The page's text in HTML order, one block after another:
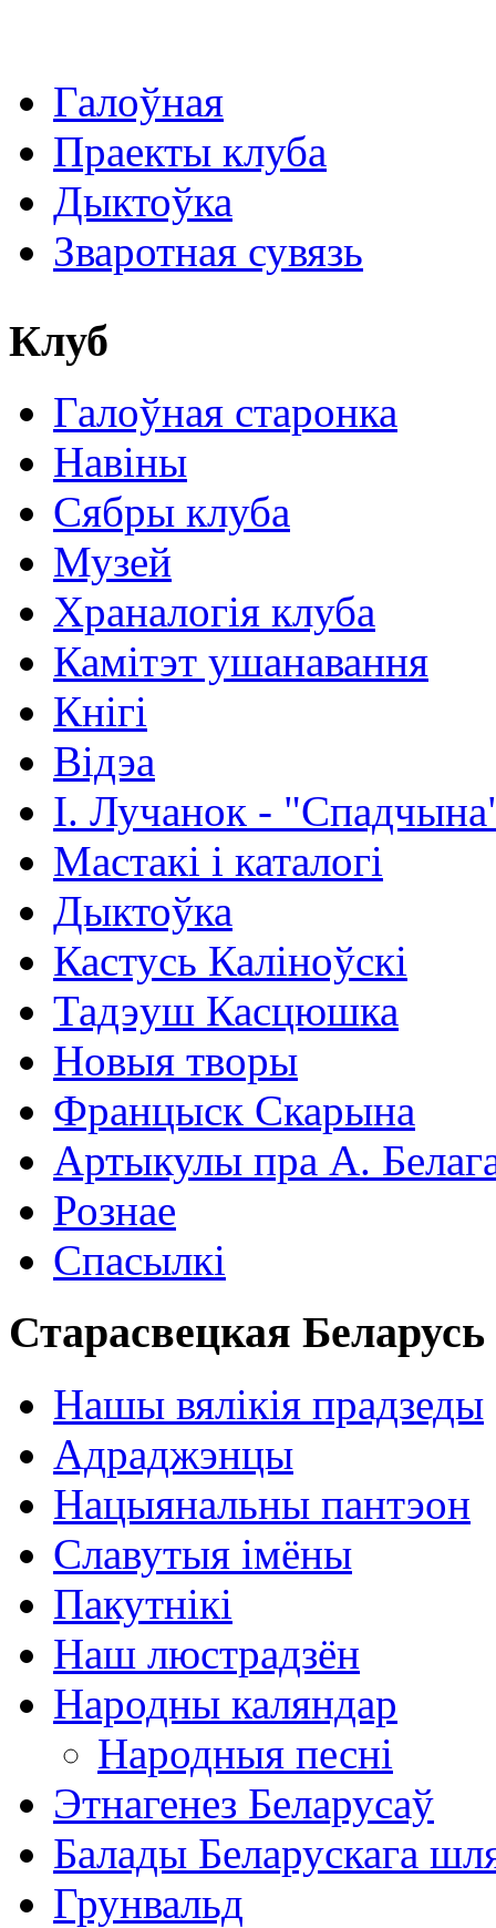
Галоўная
Праекты клуба
Дыктоўка
Зваротная сувязь
Клуб
Галоўная старонка
Навіны
Сябры клуба
Музей
Храналогія клуба
Камітэт ушанавання
Кнігі
Відэа
І. Лучанок -
Мастакі i каталогi
Дыктоўка
Кастусь Каліноўскі
Тадэуш Касцюшка
Новыя творы
Францыск Скарына
Артыкулы пра А.
Рознае
Спасылкі
Старасвецкая Беларусь
Нашы вялікія прадзеды
Адраджэнцы
Нацыянальны пантэон
Славутыя імёны
Пакутнікі
Наш люстрадзён
Народны каляндар
Народныя песні
Этнагенез Беларусаў
Балады Беларускага
Грунвальд